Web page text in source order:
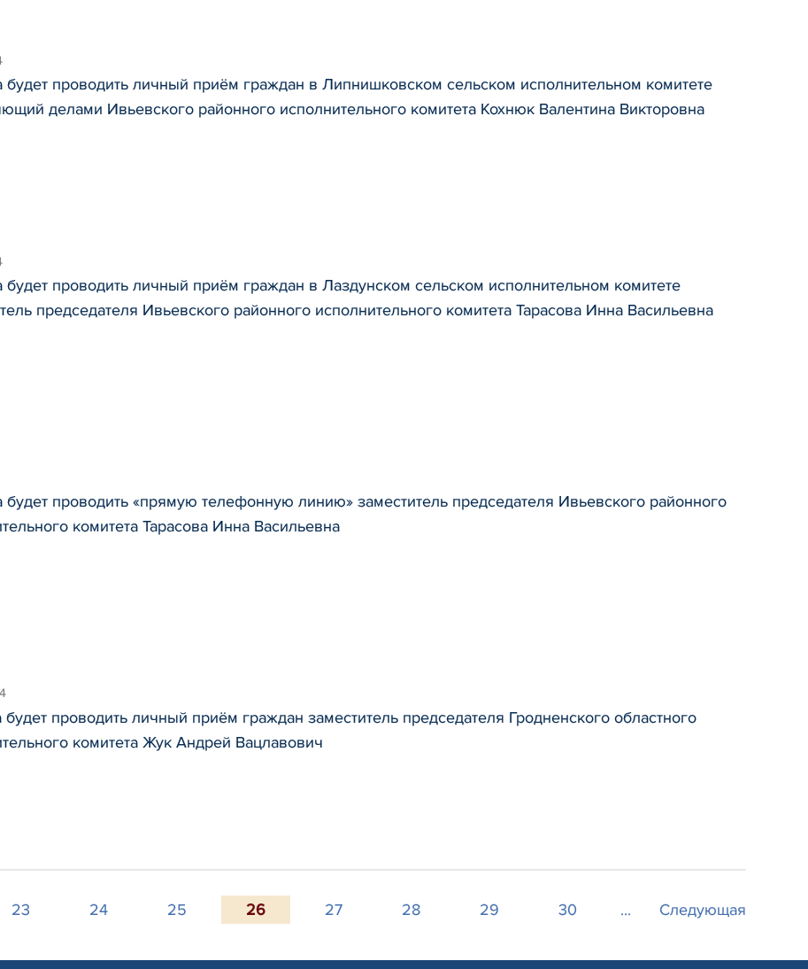
будет проводить личный приём граждан в Липнишковском сельском исполнительном комитете
делами Ивьевского районного исполнительного комитета Кохнюк Валентина Викторовна
будет проводить личный приём граждан в Лаздунском сельском исполнительном комитете
председателя Ивьевского районного исполнительного комитета Тарасова Инна Васильевна
будет проводить «прямую телефонную линию» заместитель председателя Ивьевского районного
комитета Тарасова Инна Васильевна
будет проводить личный приём граждан заместитель председателя Гродненского областного
комитета Жук Андрей Вацлавович
23 24 25 26 27 28 29 30 ... Следующая